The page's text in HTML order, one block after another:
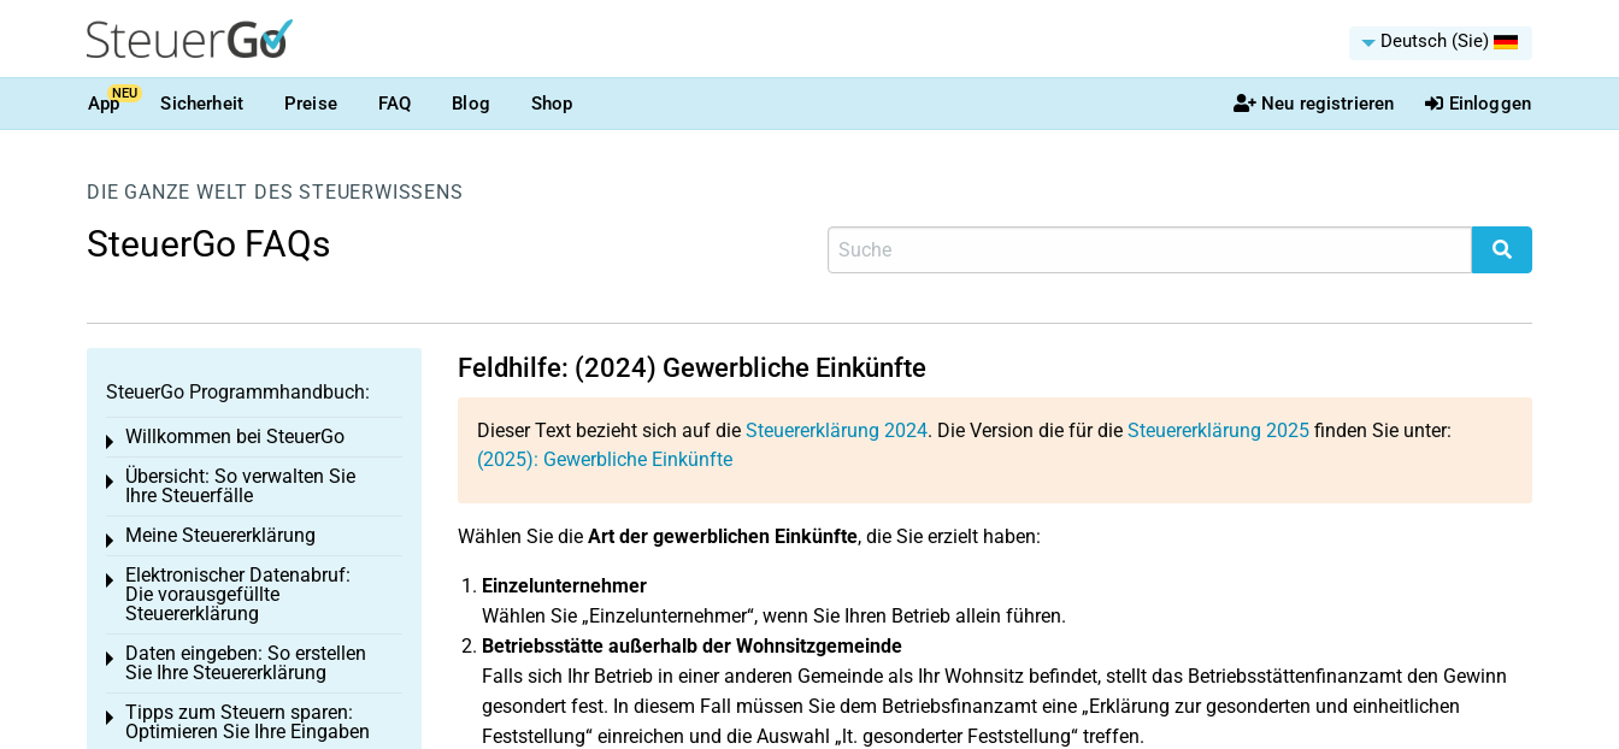
Deutsch (Sie)
AppNEU Sicherheit Preise FAQ Blog Shop Neu registrieren Einloggen
DIE GANZE WELT DES STEUERWISSENS
SteuerGo FAQs
Feldhilfe: (2024) Gewerbliche Einkünfte
Dieser Text bezieht sich auf die Steuererklärung 2024. Die Version die für die Steuererklärung 2025finden Sie unter:
(2025): Gewerbliche Einkünfte
Wählen Sie die Art der gewerblichen Einkünfte, die Sie erzielt haben:
Einzelunternehmer
Wählen Sie „Einzelunternehmer“, wenn Sie Ihren Betrieb allein führen.
Betriebsstätte außerhalb der Wohnsitzgemeinde
Falls sich Ihr Betrieb in einer anderen Gemeinde als Ihr Wohnsitz befindet, stellt das Betriebsstättenfinanzamt den Gewinn
gesondert fest. In diesem Fall müssen Sie dem Betriebsfinanzamt eine „Erklärung zur gesonderten und einheitlichen
Feststellung“ einreichen und die Auswahl „lt. gesonderter Feststellung“ treffen.
SteuerGo Programmhandbuch:
Willkommen bei SteuerGo
Toggle menu
Übersicht: So verwalten Sie
Ihre Steuerfälle
Toggle menu
Meine Steuererklärung
Toggle menu
Elektronischer Datenabruf:
Die vorausgefüllte
Steuererklärung
Toggle menu
Daten eingeben: So erstellen
Sie Ihre Steuererklärung
Toggle menu
Tipps zum Steuern sparen:
Optimieren Sie Ihre Eingaben
Toggle menu